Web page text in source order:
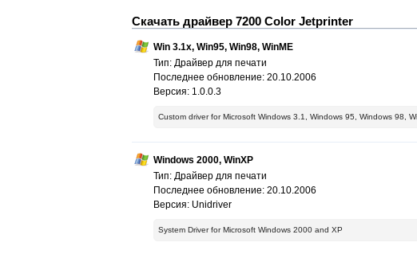
Скачать драйвер 7200 Color Jetprinter
Win 3.1x, Win95, Win98, WinME
Тип: Драйвер для печати
Последнее обновление: 20.10.2006
Версия: 1.0.0.3
Custom driver for Microsoft Windows 3.1, Windows 95, Windows 98,
Windows 2000, WinXP
Тип: Драйвер для печати
Последнее обновление: 20.10.2006
Версия: Unidriver
System Driver for Microsoft Windows 2000 and XP